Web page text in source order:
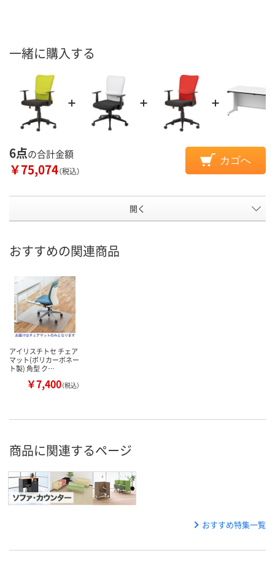
一緒に購入する
6点の合計金額
￥75,074（税込）
カゴへ
開く
おすすめの関連商品
アイリスチトセ チェア
マット(ポリカーボネー
ト製) 角型 ク…
￥7,400（税込）
商品に関連するページ
おすすめ特集一覧